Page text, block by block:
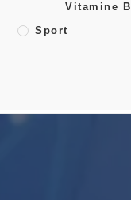
Vitamine B
Sport